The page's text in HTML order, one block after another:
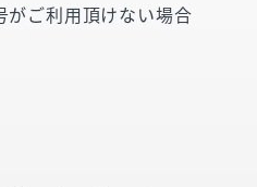
ご利用頂けない場合